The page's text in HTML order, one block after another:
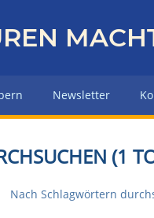
Newsletter
(1
Nach Schlagwörtern